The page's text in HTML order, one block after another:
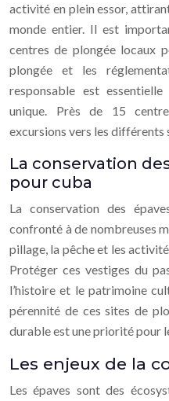
activité en plein essor,
monde entier. Il est
centres de plongée locaux
plongée et les
responsable est
unique. Près de 15
excursions vers les différents
La conservation
pour cuba
La conservation des
confronté à de nombreuses
pillage, la pêche et les
Protéger ces vestiges du
l’histoire et le patrimoine
pérennité de ces sites de
durable est une priorité pour
Les enjeux de la
Les épaves sont des